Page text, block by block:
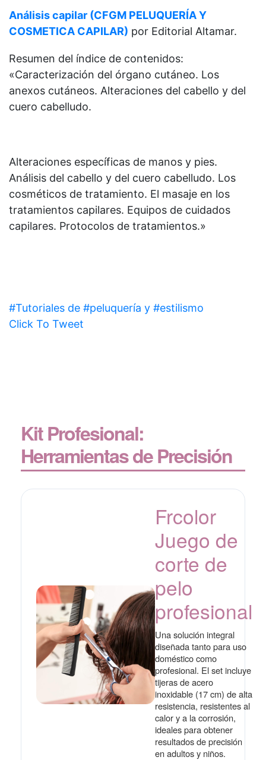
Análisis capilar (CFGM PELUQUERÍA Y
COSMETICA CAPILAR) por Editorial Altamar.
Resumen del índice de contenidos:
«Caracterización del órgano cutáneo. Los
anexos cutáneos. Alteraciones del cabello y del
cuero cabelludo.
Alteraciones específicas de manos y pies.
Análisis del cabello y del cuero cabelludo. Los
cosméticos de tratamiento. El masaje en los
tratamientos capilares. Equipos de cuidados
capilares. Protocolos de tratamientos.»
#Tutoriales de #peluquería y #estilismo
Click To Tweet
Kit Profesional:
Herramientas de Precisión
Frcolor
Juego de
corte de
pelo
profesional
Una solución integral
diseñada tanto para uso
doméstico como
profesional. El set incluye
tijeras de acero
inoxidable (17 cm) de alta
resistencia, resistentes al
calor y a la corrosión,
ideales para obtener
resultados de precisión
en adultos y niños.